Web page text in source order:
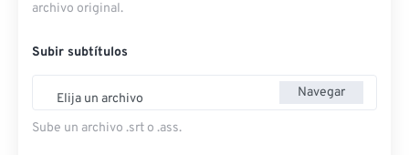
archivo original.
Subir subtítulos
Elija un archivo Navegar
Sube un archivo .srt o .ass.